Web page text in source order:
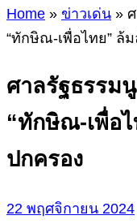
สำหรับ:
Home » ข่าวเด่น »
“ทักษิณ-เพื่อไทย” ล้
ศาลรัฐธรรม
“ทักษิณ-เพื่อ
ปกครอง
22 พฤศจิกายน 2024